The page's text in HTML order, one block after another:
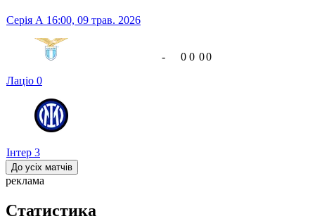
Серія А 16:00, 09 трав. 2026
Лаціо 0
Інтер 3
- 0 0 00
До усіх матчів
реклама
Статистика